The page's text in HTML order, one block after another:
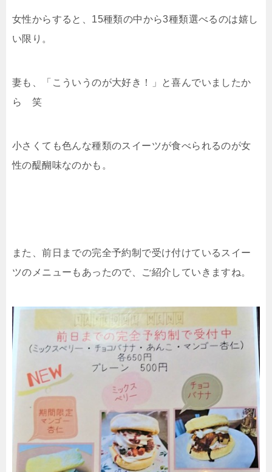
女性からすると、15種類の中から3種類選べるのは嬉し
い限り。
妻も、「こういうのが大好き！」と喜んでいましたか
ら 笑
小さくても色んな種類のスイーツが食べられるのが女
性の醍醐味なのかも。
また、前日までの完全予約制で受け付けているスイー
ツのメニューもあったので、ご紹介していきますね。